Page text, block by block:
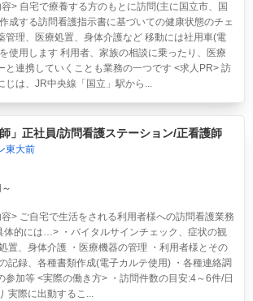
容> 自宅で療養する方のもとに訪問(主に国立市、国
成する訪問看護指示書に基づいての健康状態のチェ
管理、医療処置、身体介護など 移動には社用車(電
使用します 利用者、家族の相談に乗ったり、医療
と連携していくことも業務の一つです <求人PR> 訪
じは、JR中央線「国立」駅から...
」正社員/訪問看護ステーション/正看護師
東大前
容> ご自宅で生活をされる利用者様への訪問看護業務
体的には…> ・バイタルサインチェック、症状の観
置、身体介護 ・医療機器の管理 ・利用者様とその
記録、各種書類作成(電子カルテ使用) ・各種連絡調
参加等 <実際の働き方> ・訪問件数の目安:4～6件/日
実際に出動するこ...